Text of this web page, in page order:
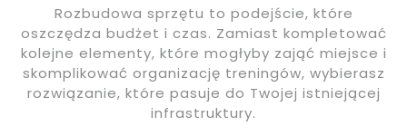
Rozbudowa sprzętu to podejście, które
oszczędza budżet i czas. Zamiast kompletować
kolejne elementy, które mogłyby zająć miejsce i
skomplikować organizację treningów, wybierasz
rozwiązanie, które pasuje do Twojej istniejącej
infrastruktury.